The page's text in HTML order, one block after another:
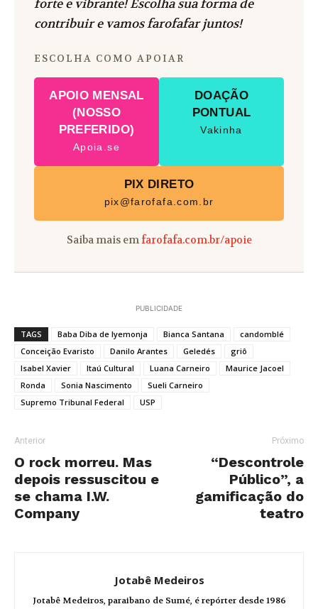
forte e vibrante! Escolha sua forma de
contribuir e vamos farofafar juntos!
ESCOLHA COMO APOIAR
APOIO MENSAL
(NOSSO
PREFERIDO)
Apoia.se
DOAÇÃO
PONTUAL
Vakinha
PIX DIRETO
pix@farofafa.com.br
Saiba mais emfarofafa.com.br/apoie
PUBLICIDADE
TAGS Baba Diba de Iyemonja Bianca Santana
candomblé
Conceição Evaristo
Danilo Arantes Geledés
griô
Isabel Xavier
Itaú Cultural Luana Carneiro
Maurice Jacoel
Ronda
Sonia Nascimento
Sueli Carneiro
Supremo Tribunal Federal
USP
Anterior
O rock morreu. Mas
depois ressuscitou e
se chama I.W.
Company
Próximo
“Descontrole
Público”, a
gamificação do
teatro
Jotabê Medeiros
Jotabê Medeiros, paraibano de Sumé, é repórter desde 1986